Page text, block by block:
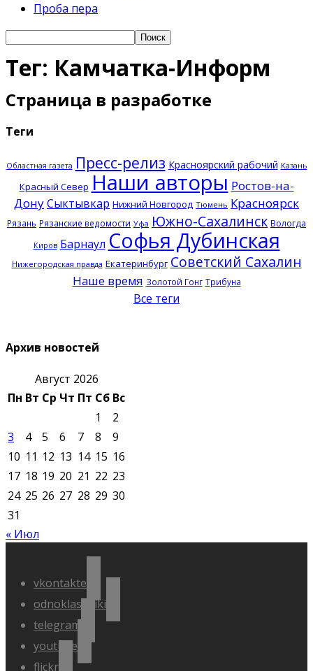
Проба пера
Тег: Камчатка-Информ
Страница в разработке
Теги
Областная газета Пресс-релиз Красноярский рабочий Казань
Красный Север Наши авторы Ростов-на-
ДонуСыктывкар Нижний Новгород Тюмень Красноярск
Рязань Рязанские ведомости Уфа Южно-Сахалинск Вологда
Киров Барнаул Софья Дубинская
Нижегородская правда Екатеринбург Советский Сахалин
Наше время Золотой Гонг Трибуна
Все теги
Архив новостей
Август 2026
Пн Вт Ср Чт Пт Сб Вс
1
2
3
4 5 6 7 8
9
10 11 12 13 14 15 16
17 18 19 20 21 22 23
24 25 26 27 28 29 30
31
« Июл
vkontakte
odnoklassniki
telegram
youtube
flickr